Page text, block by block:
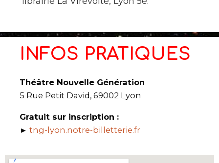
INFOS PRATIQUES
Théâtre Nouvelle Génération
5 Rue Petit David, 69002 Lyon
Gratuit sur inscription :
► tng-lyon.notre-billetterie.fr